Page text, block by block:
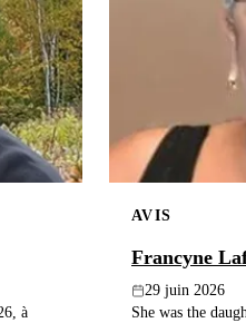
à
AVIS
Francyne
29 juin 2026
She was the